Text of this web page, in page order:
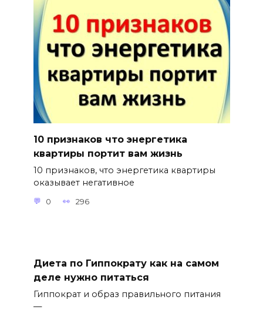
10 признаков что энергетика
квартиры портит вам жизнь
10 признаков, что энергетика квартиры
оказывает негативное
0 296
Диета по Гиппократу как на самом
деле нужно питаться
Гиппократ и образ правильного питания
—